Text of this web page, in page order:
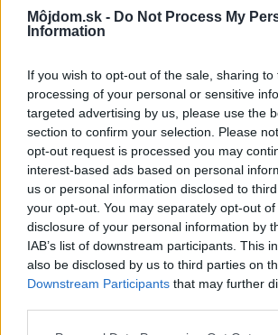
Môjdom.sk - Do Not Process My
Information
If you wish to opt-out of the sale, sharing
processing of your personal or sensitive
targeted advertising by us, please use the
section to confirm your selection. Please
opt-out request is processed you may
interest-based ads based on personal
us or personal information disclosed to
your opt-out. You may separately opt-out
disclosure of your personal information by
IAB’s list of downstream participants. This
also be disclosed by us to third parties on
Downstream Participants that may further
Re: Takto sa rieši málo úložného
stačil jeden prvok | Môjdom.sk
Re: Takto sa rieši málo úložného
stačil jeden prvok | Môjdom.sk
Dizajn je to nádherný, tá brezová preglejka a
Ale vždy, keď…
Re: Toto je najväčší mýtus pri ošetrení
vyjsť draho. Ako ho ochrániť pred
clovek by cakal ze vysusene drahe drevo bolo
sa zbavilo zarodkov skodcov...